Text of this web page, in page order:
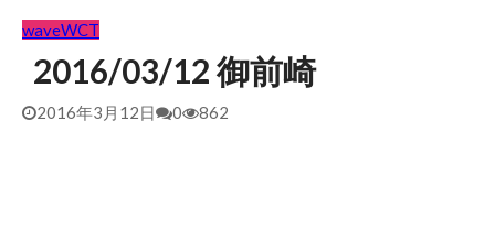
月4日
2026/5/25 御前崎方面 カレント強くブレイク続かず
2026年5月25日
2026/5/13 静波 ダンパー中心
waveWCT
2016/03/12 御前崎
2016年3月12日 0 862